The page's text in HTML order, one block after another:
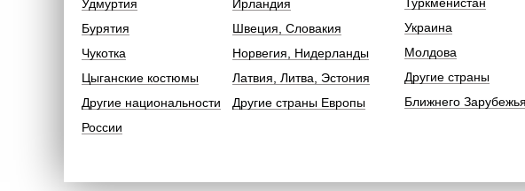
Украина
Молдова
Другие страны
Ближнего Зарубежья
Ирландия
Швеция, Словакия
Норвегия, Нидерланды
Латвия, Литва, Эстония
Другие страны Европы
Удмуртия
Бурятия
Чукотка
Цыганские костюмы
Другие национальности
России